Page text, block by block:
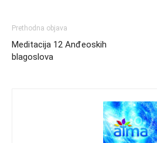
Prethodna objava
Meditacija 12 Anđeoskih
blagoslova